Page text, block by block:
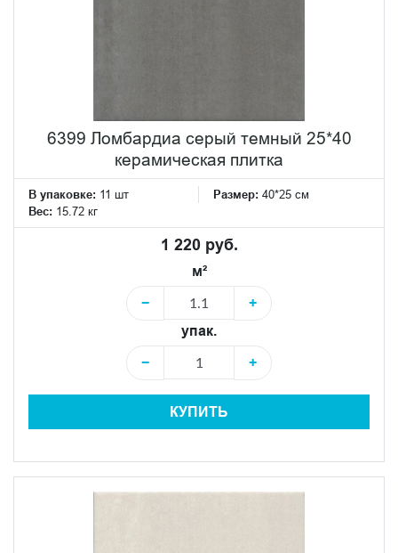
6399 Ломбардиа серый темный 25*40
керамическая плитка
В упаковке: 11 шт Размер: 40*25 см
Вес: 15.72 кг
1 220 руб.
м²
−
+
упак.
−
+
КУПИТЬ